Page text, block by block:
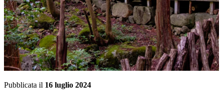
Pubblicata il 16 luglio 2024